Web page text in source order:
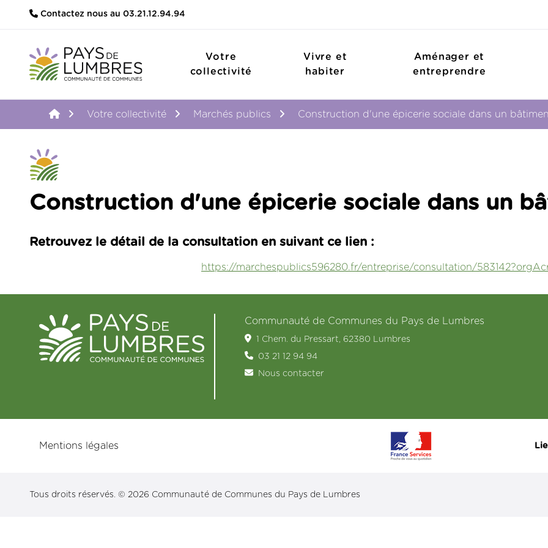
Contactez nous au 03.21.12.94.94
Votre
collectivité
Vivre et
habiter
Aménager et
entreprendre
Accueil
Votre collectivité Marchés publics Construction d'une épicerie sociale dans un
Construction d'une épicerie sociale dans un
Retrouvez le détail de la consultation en suivant ce lien :
https://marchespublics596280.fr/entreprise/consultation/
Communauté de Communes du Pays de Lumbres
1 Chem. du Pressart, 62380 Lumbres
03 21 12 94 94
Nous contacter
Mentions légales
Tous droits réservés. © 2026 Communauté de Communes du Pays de Lumbres